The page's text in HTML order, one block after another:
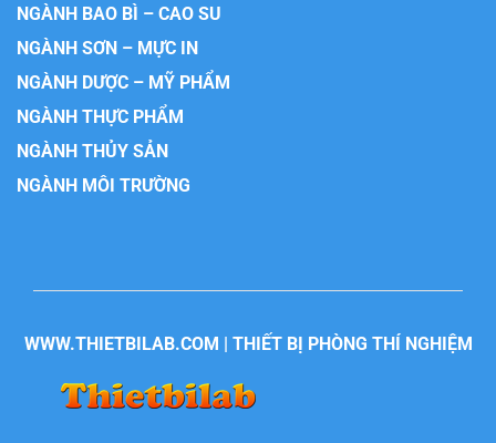
NGÀNH BAO BÌ – CAO SU
NGÀNH SƠN – MỰC IN
NGÀNH DƯỢC – MỸ PHẨM
NGÀNH THỰC PHẨM
NGÀNH THỦY SẢN
NGÀNH MÔI TRƯỜNG
WWW.THIETBILAB.COM | THIẾT BỊ PHÒNG THÍ NGHIỆM